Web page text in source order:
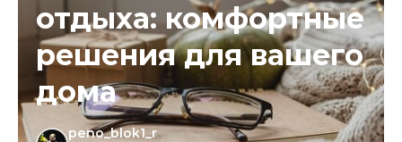
отдыха: комфортные
решения для вашего
дома
peno_blok1_r